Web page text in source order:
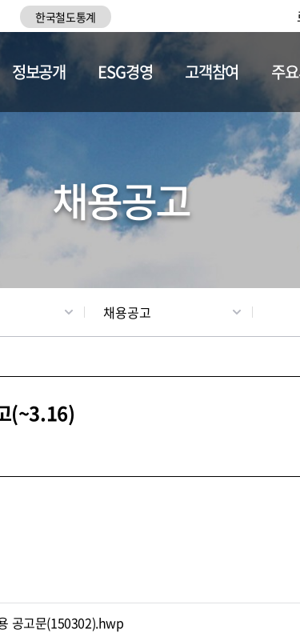
한국철도통계
채용정보
정보공개 ESG경영 고객참여 주
채용공고
채용공고
(~3.16)
공고문(150302).hwp